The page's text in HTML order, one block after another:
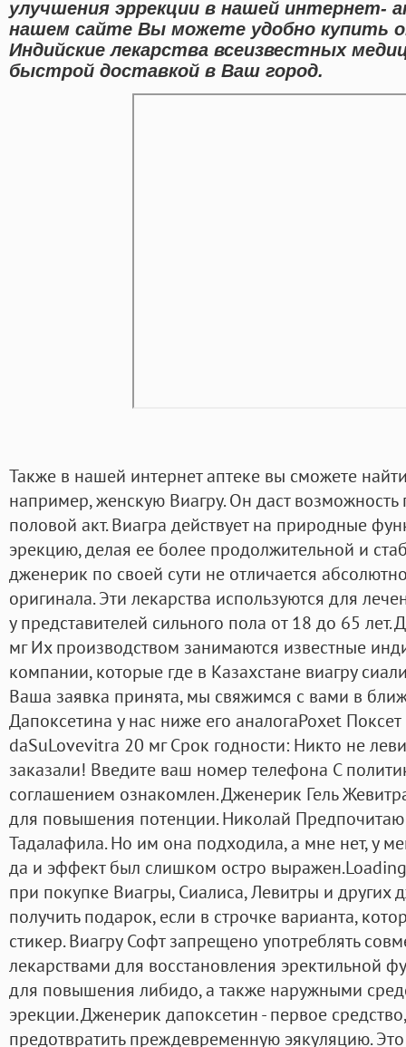
улучшения эррекции в нашей интернет-
нашем сайте Вы можете удобно купить
Индийские лекарства всеизвестных
быстрой доставкой в Ваш город.
Также в нашей интернет аптеке вы сможете
например, женскую Виагру. Он даст
половой акт. Виагра действует на природные
эрекцию, делая ее более продолжительной и
дженерик по своей сути не отличается
оригинала. Эти лекарства используются для
у представителей сильного пола от 18 до 65
мг Их производством занимаются известные
компании, которые где в Казахстане виагру
Ваша заявка принята, мы свяжимся с вами в
Дапоксетина у нас ниже его аналогаPoxet
daSuLovevitra 20 мг Срок годности: Никто не
заказали! Введите ваш номер телефона С
соглашением ознакомлен. Дженерик Гель
для повышения потенции. Николай Предпочитаю
Тадалафила. Но им она подходила, а мне нет, у
да и эффект был слишком остро
при покупке Виагры, Сиалиса, Левитры и
получить подарок, если в строчке варианта,
стикер. Виагру Софт запрещено употреблять
лекарствами для восстановления эректильной
для повышения либидо, а также наружными
эрекции. Дженерик дапоксетин - первое
предотвратить преждевременную эякуляцию.